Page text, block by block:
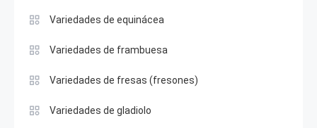
Variedades de equinácea
Variedades de frambuesa
Variedades de fresas (fresones)
Variedades de gladiolo